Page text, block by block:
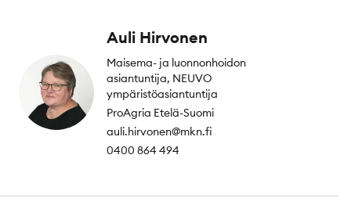
Auli Hirvonen
Maisema- ja luonnonhoidon
asiantuntija, NEUVO
ympäristöasiantuntija
ProAgria Etelä-Suomi
auli.hirvonen@mkn.fi
0400 864 494